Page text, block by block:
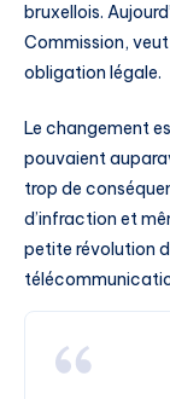
bruxellois.
Commission,
obligation légale.
Le changement
pouvaient
trop de
d’infraction et
petite révolution